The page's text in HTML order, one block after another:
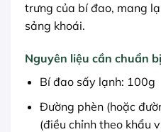
trưng của bí đao, mang
sảng khoái.
Nguyên liệu cần chuẩn
Bí đao sấy lạnh: 100g
Đường phèn (hoặc
(điều chỉnh theo khẩu